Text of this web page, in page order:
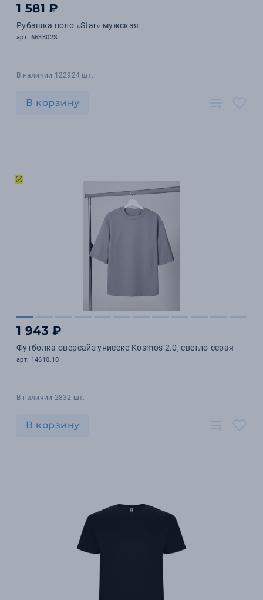
1 581 ₽
Рубашка поло «Star» мужская
арт. 663802S
В наличии 122924 шт.
В корзину
1 943 ₽
Футболка оверсайз унисекс Kosmos 2.0, светло-серая
арт. 14610.10
В наличии 2832 шт.
В корзину